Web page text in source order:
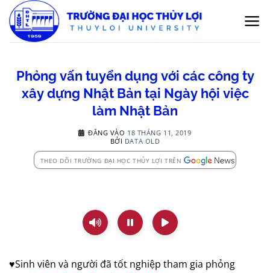
qua
nội
Phỏng vấn tuyển dụng với các công ty
xây dựng Nhật Bản tại Ngày hội việc
làm Nhật Bản
ĐĂNG VÀO 18 THÁNG 11, 2019
BỞI DATA OLD
THEO DÕI TRƯỜNG ĐẠI HỌC THỦY LỢI TRÊN
♥️Sinh viên và người đã tốt nghiệp tham gia phỏng